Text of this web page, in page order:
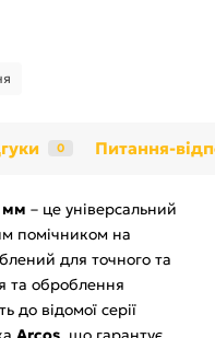
0 Питання-
мм – це універсальний
помічником на
для точного та
та оброблення
до відомої серії